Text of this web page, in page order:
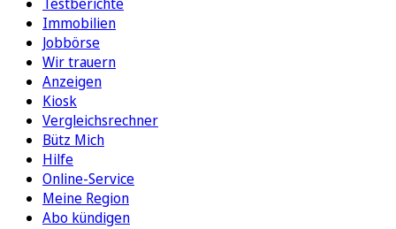
Immobilien
Jobbörse
Wir trauern
Anzeigen
Kiosk
Vergleichsrechner
Bütz Mich
Hilfe
Online-Service
Meine Region
Abo kündigen